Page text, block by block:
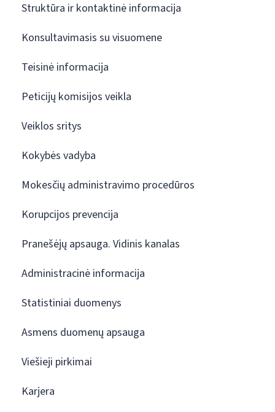
Struktūra ir kontaktinė informacija
Konsultavimasis su visuomene
Teisinė informacija
Peticijų komisijos veikla
Veiklos sritys
Kokybės vadyba
Mokesčių administravimo procedūros
Korupcijos prevencija
Pranešėjų apsauga. Vidinis kanalas
Administracinė informacija
Statistiniai duomenys
Asmens duomenų apsauga
Viešieji pirkimai
Karjera